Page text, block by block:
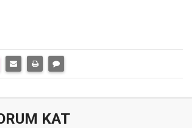
KAT